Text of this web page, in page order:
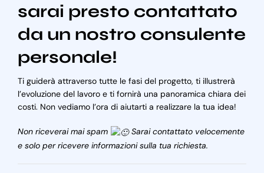
sarai presto contattato
da un nostro consulente
personale!
Ti guiderà attraverso tutte le fasi del progetto, ti illustrerà
l’evoluzione del lavoro e ti fornirà una panoramica chiara dei
costi. Non vediamo l’ora di aiutarti a realizzare la tua idea!
Non riceverai mai spam
Sarai contattato velocemente
e solo per ricevere informazioni sulla tua richiesta.